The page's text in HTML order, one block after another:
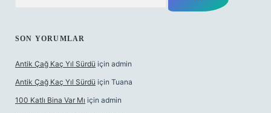
SON YORUMLAR
Antik Çağ Kaç Yıl Sürdü için admin
Antik Çağ Kaç Yıl Sürdü için Tuana
100 Katlı Bina Var Mı için admin